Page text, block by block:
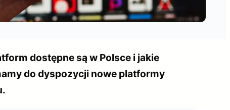
dostępne są w Polsce i jakie
do dyspozycji nowe platformy